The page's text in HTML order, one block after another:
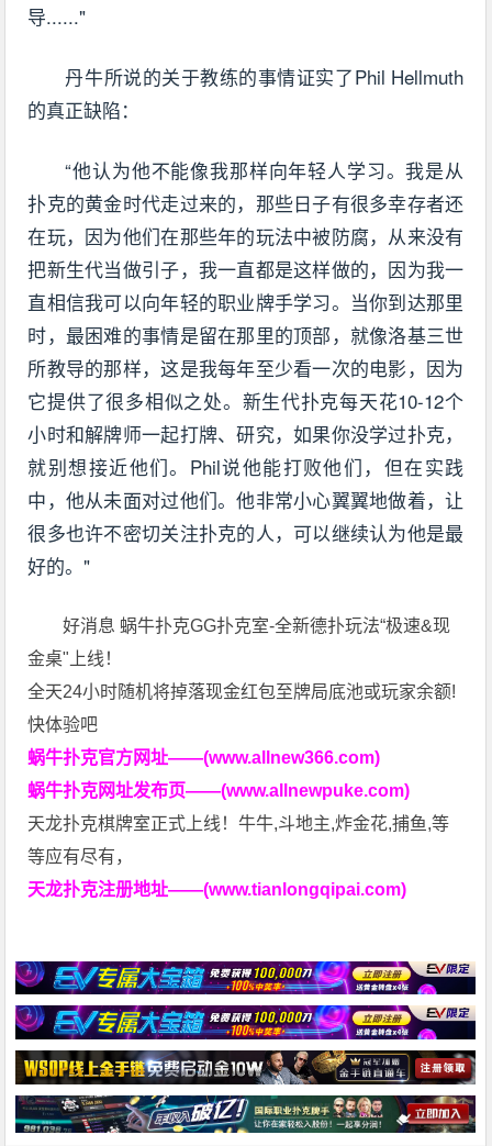
导......"
丹牛所说的关于教练的事情证实了Phil Hellmuth
的真正缺陷：
“他认为他不能像我那样向年轻人学习。我是从
扑克的黄金时代走过来的，那些日子有很多幸存者还
在玩，因为他们在那些年的玩法中被防腐，从来没有
把新生代当做引子，我一直都是这样做的，因为我一
直相信我可以向年轻的职业牌手学习。当你到达那里
时，最困难的事情是留在那里的顶部，就像洛基三世
所教导的那样，这是我每年至少看一次的电影，因为
它提供了很多相似之处。新生代扑克每天花10-12个
小时和解牌师一起打牌、研究，如果你没学过扑克，
就别想接近他们。Phil说他能打败他们，但在实践
中，他从未面对过他们。他非常小心翼翼地做着，让
很多也许不密切关注扑克的人，可以继续认为他是最
好的。"
好消息 蜗牛扑克GG扑克室-全新德扑玩法“极速&现
金桌"上线！
全天24小时随机将掉落现金红包至牌局底池或玩家余额!
快体验吧
蜗牛扑克官方网址——(www.allnew366.com)
蜗牛扑克网址发布页——(www.allnewpuke.com)
天龙扑克棋牌室正式上线！牛牛,斗地主,炸金花,捕鱼,等
等应有尽有，
天龙扑克注册地址——(www.tianlongqipai.com)